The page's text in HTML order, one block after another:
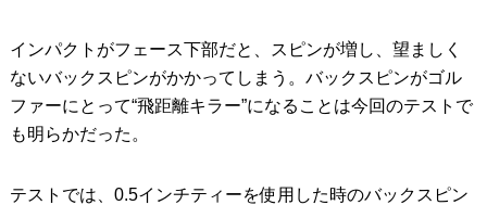
インパクトがフェース下部だと、スピンが増し、望ましく
ないバックスピンがかかってしまう。バックスピンがゴル
ファーにとって“飛距離キラー”になることは今回のテストで
も明らかだった。
テストでは、0.5インチティーを使用した時のバックスピン